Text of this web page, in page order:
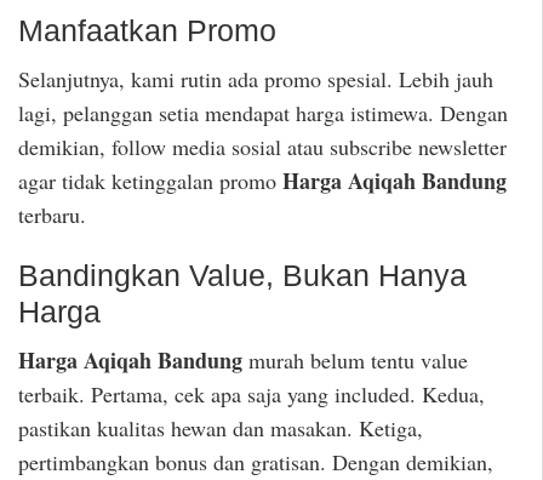
Manfaatkan Promo
Selanjutnya, kami rutin ada promo spesial. Lebih jauh
lagi, pelanggan setia mendapat harga istimewa. Dengan
demikian, follow media sosial atau subscribe newsletter
agar tidak ketinggalan promo Harga Aqiqah Bandung
terbaru.
Bandingkan Value, Bukan Hanya
Harga
Harga Aqiqah Bandung murah belum tentu value
terbaik. Pertama, cek apa saja yang included. Kedua,
pastikan kualitas hewan dan masakan. Ketiga,
pertimbangkan bonus dan gratisan. Dengan demikian,